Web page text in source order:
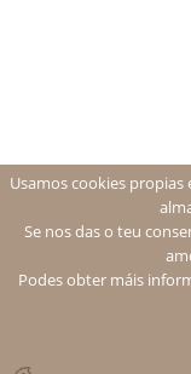
Usamos cookies
Se nos das o teu
Podes obter máis